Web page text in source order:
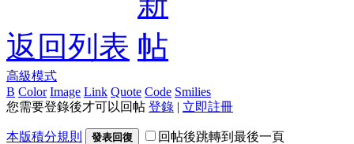
返回列表
高級模式
B Color Image Link Quote Code Smilies
您需要登錄後才可以回帖 登錄 | 立即註冊
本版積分規則 發表回復 回帖後跳轉到最後一頁